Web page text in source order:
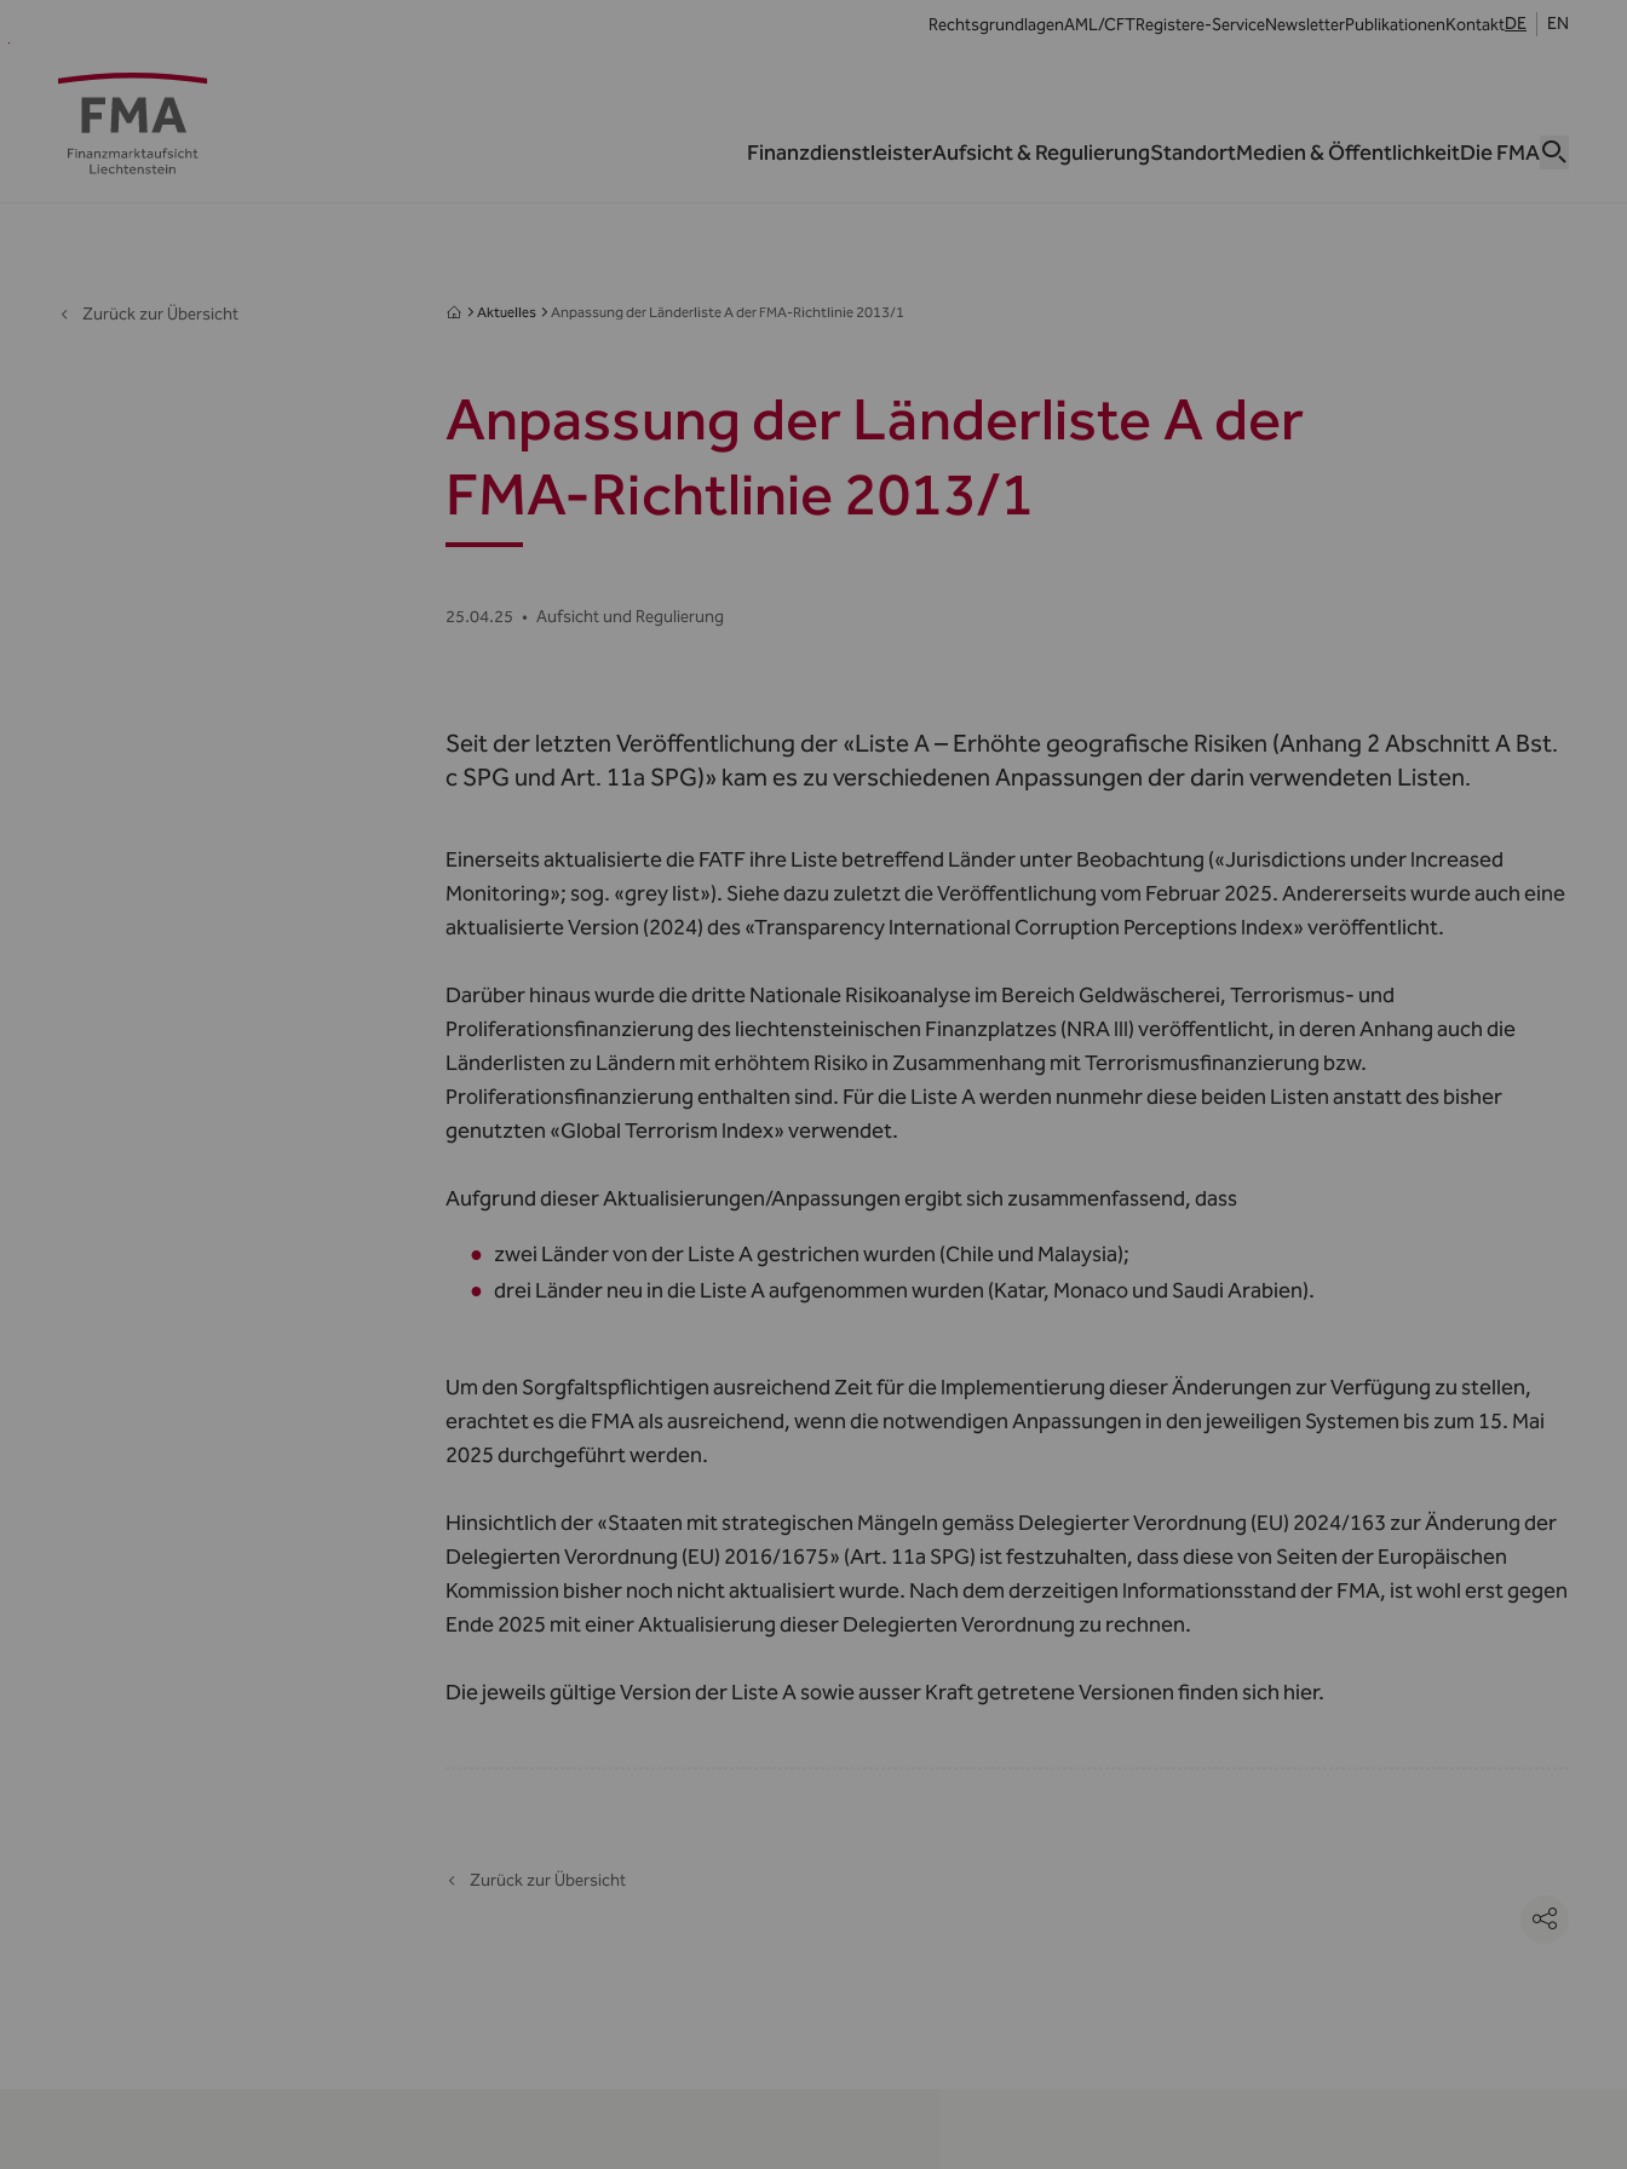
Regulierung
Öffentlichkeit
RechtsgrundlagenAML/CFTRegistere-ServiceNewsletterPublikationenKontaktDE EN
FinanzdienstleisterAufsicht & RegulierungStandortMedien & ÖffentlichkeitDie FMA
Zurück zur Übersicht Aktuelles Anpassung der Länderliste A der FMA-Richtlinie 2013/1
Anpassung der Länderliste A der
FMA-Richtlinie 2013/1
25.04.25 • Aufsicht und Regulierung
Seit der letzten Veröffentlichung der «Liste A – Erhöhte geografische Risiken (Anhang 2 Abschnitt A Bst.
c SPG und Art. 11a SPG)» kam es zu verschiedenen Anpassungen der darin verwendeten Listen.
Einerseits aktualisierte die FATF ihre Liste betreffend Länder unter Beobachtung («Jurisdictions under Increased
Monitoring»; sog. «grey list»). Siehe dazu zuletzt die Veröffentlichung vom Februar 2025. Andererseits wurde auch eine
aktualisierte Version (2024) des «Transparency International Corruption Perceptions Index» veröffentlicht.
Darüber hinaus wurde diedritte Nationale Risikoanalyse im Bereich Geldwäscherei, Terrorismus- und
Proliferationsfinanzierung des liechtensteinischen Finanzplatzes (NRA III) veröffentlicht, in deren Anhang auch die
Länderlisten zu Ländern mit erhöhtem Risiko in Zusammenhang mit Terrorismusfinanzierung bzw.
Proliferationsfinanzierung enthalten sind. Für die Liste A werden nunmehr diese beiden Listen anstatt des bisher
genutzten «Global Terrorism Index» verwendet.
Aufgrund dieser Aktualisierungen/Anpassungen ergibt sich zusammenfassend, dass
zwei Länder von der Liste A gestrichen wurden (Chile und Malaysia);
drei Länder neu in die Liste A aufgenommen wurden (Katar, Monaco und Saudi Arabien).
Um den Sorgfaltspflichtigen ausreichend Zeit für die Implementierung dieser Änderungen zur Verfügung zu stellen,
erachtet es die FMA als ausreichend, wenn die notwendigen Anpassungen in den jeweiligen Systemen bis zum 15. Mai
2025 durchgeführt werden.
Hinsichtlich der «Staaten mit strategischen Mängeln gemäss Delegierter Verordnung (EU) 2024/163 zur Änderung der
Delegierten Verordnung (EU) 2016/1675» (Art. 11a SPG) ist festzuhalten, dass diese von Seiten der Europäischen
Kommission bisher noch nicht aktualisiert wurde. Nach dem derzeitigen Informationsstand der FMA, ist wohl erst gegen
Ende 2025 mit einer Aktualisierung dieser Delegierten Verordnung zu rechnen.
Die jeweils gültige Version der Liste A sowie ausser Kraft getretene Versionen finden sich hier.
Zurück zur Übersicht